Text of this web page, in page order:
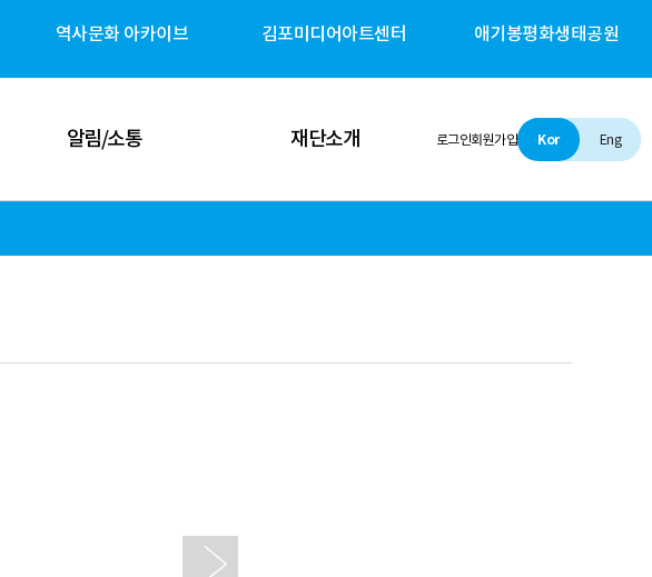
역사문화 아카이브 김포미디어아트센터 애기봉평화생태공원
알림/소통 재단소개 로그인회원가입 Kor Eng